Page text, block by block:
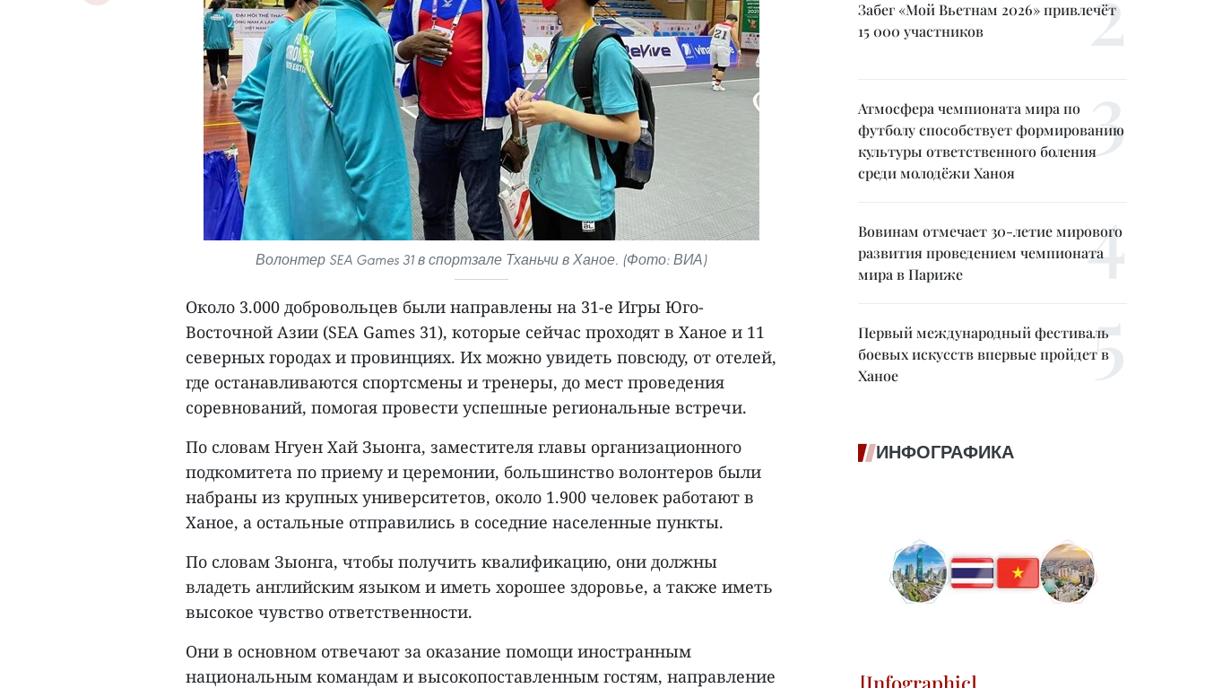
Волонтер SEA Games 31 в спортзале Тханьчи в Ханое. (Фото: ВИА)
Около 3.000 добровольцев были направлены на 31-е Игры Юго-
Восточной Азии (SEA Games 31), которые сейчас проходят в Ханое и 11
северных городах и провинциях. Их можно увидеть повсюду, от отелей,
где останавливаются спортсмены и тренеры, до мест проведения
соревнований, помогая провести успешные региональные встречи.
По словам Нгуен Хай Зыонга, заместителя главы организационного
подкомитета по приему и церемонии, большинство волонтеров были
набраны из крупных университетов, около 1.900 человек работают в
Ханое, а остальные отправились в соседние населенные пункты.
По словам Зыонга, чтобы получить квалификацию, они должны
владеть английским языком и иметь хорошее здоровье, а также иметь
высокое чувство ответственности.
Они в основном отвечают за оказание помощи иностранным
национальным командам и высокопоставленным гостям, направление
Забег «Мой Вьетнам 2026» привлечёт
15 000 участников
Атмосфера чемпионата мира по
футболу способствует формированию
культуры ответственного боления
среди молодёжи Ханоя
Вовинам отмечает 30-летие мирового
развития проведением чемпионата
мира в Париже
Первый международный фестиваль
боевых искусств впервые пройдет в
Ханое
ИНФОГРАФИКА